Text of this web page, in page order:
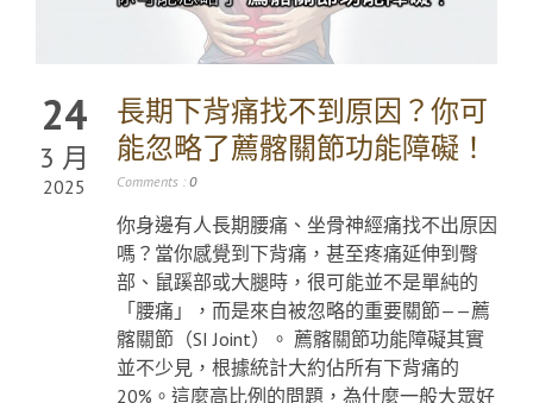
24
3 月
2025
長期下背痛找不到原因？你可
能忽略了薦髂關節功能障礙！
Comments : 0
你身邊有人長期腰痛、坐骨神經痛找不出原因
嗎？當你感覺到下背痛，甚至疼痛延伸到臀
部、鼠蹊部或大腿時，很可能並不是單純的
「腰痛」，而是來自被忽略的重要關節——薦
髂關節（SI Joint）。 薦髂關節功能障礙其實
並不少見，根據統計大約佔所有下背痛的
20%。這麼高比例的問題，為什麼一般大眾好